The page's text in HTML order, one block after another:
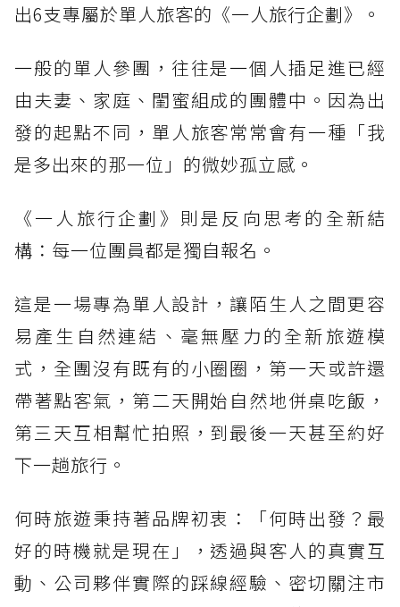
出6支專屬於單人旅客的《一人旅行企劃》。
一般的單人參團，往往是一個人插足進已經
由夫妻、家庭、閨蜜組成的團體中。因為出
發的起點不同，單人旅客常常會有一種「我
是多出來的那一位」的微妙孤立感。
《一人旅行企劃》則是反向思考的全新結
構：每一位團員都是獨自報名。
這是一場專為單人設計，讓陌生人之間更容
易產生自然連結、毫無壓力的全新旅遊模
式，全團沒有既有的小圈圈，第一天或許還
帶著點客氣，第二天開始自然地併桌吃飯，
第三天互相幫忙拍照，到最後一天甚至約好
下一趟旅行。
何時旅遊秉持著品牌初衷：「何時出發？最
好的時機就是現在」，透過與客人的真實互
動、公司夥伴實際的踩線經驗、密切關注市